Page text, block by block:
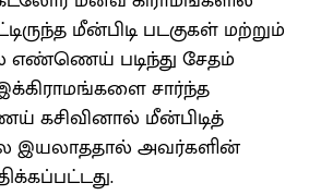
மீன்பிடி படகுகள் மற்றும்
எண்ணெய் படிந்து சேதம்
சார்ந்த
மீன்பிடித்
இயலாததால் அவர்களின்